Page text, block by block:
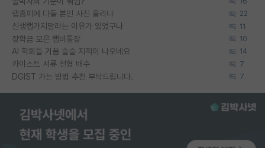
랩홈피에 다들 본인 사진 올리냐 22
신생랩가지말라는 이유가 있었구나 11
장학금 모은 랩비통장 10
AI 학회들 거품 슬슬 지적이 나오네요 14
카이스트 서류 전형 배수 7
DGIST 가는 방법 추천 부탁드립니다. 7